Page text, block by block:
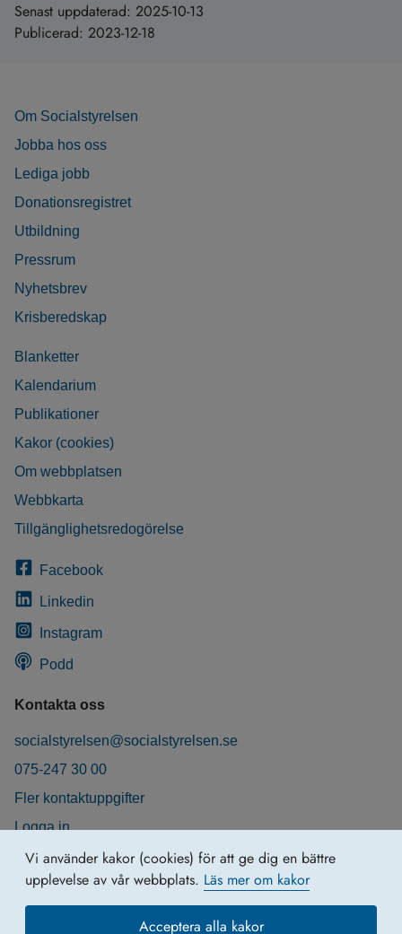
Vi använder kakor (cookies) för att ge dig en bättre
upplevelse av vår webbplats. Läs mer om kakor
Acceptera alla kakor
Senast uppdaterad: 2025-10-13
Publicerad: 2023-12-18
Om Socialstyrelsen
Jobba hos oss
Lediga jobb
Donationsregistret
Utbildning
Pressrum
Nyhetsbrev
Krisberedskap
Blanketter
Kalendarium
Publikationer
Kakor (cookies)
Om webbplatsen
Webbkarta
Tillgänglighetsredogörelse
Facebook
Linkedin
Instagram
Podd
Kontakta oss
socialstyrelsen@socialstyrelsen.se
075-247 30 00
Fler kontaktuppgifter
Logga in
Behandling av personuppgifter